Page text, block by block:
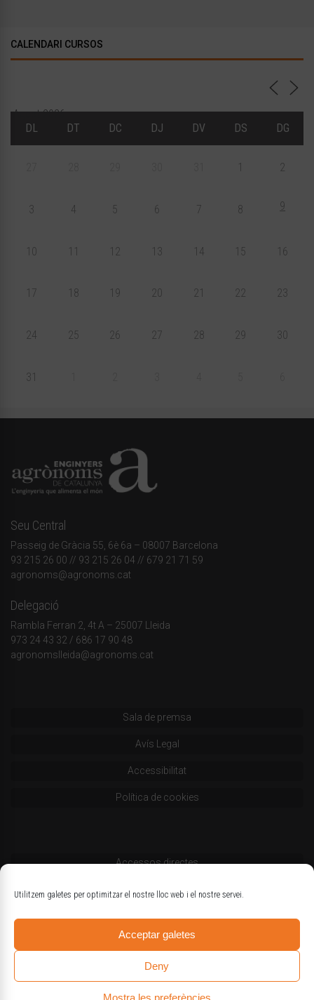
Utilitzem galetes per optimitzar el nostre lloc web i el nostre servei.
Acceptar galetes
Deny
Mostra les preferències
CALENDARI CURSOS
Agost 2026
DL
DT DC DJ DV DS DG
1 2
3 4 5 6 7 8 9
10 11 12 13 14 15 16
17 18 19 20 21 22 23
24 25 26 27 28 29 30
31
Seu Central
Passeig de Gràcia 55, 6è 6a – 08007 Barcelona
93 215 26 00 // 93 215 26 04 // 679 21 71 59
agronoms@agronoms.cat
Delegació
Rambla Ferran 2, 4t A – 25007 Lleida
973 24 43 32 / 686 17 90 48
agronomslleida@agronoms.cat
Sala de premsa
Avís Legal
Accessibilitat
Política de cookies
Accessos directes
Codi deontològic
Estatuts
Logotips oficials